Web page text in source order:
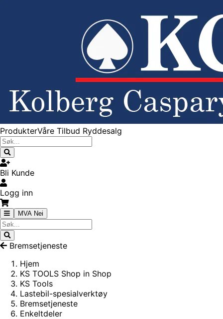
ProdukterVåre Tilbud Ryddesalg
Bli Kunde
Logg inn
MVA Nei
Bremsetjeneste
Hjem
KS TOOLS Shop in Shop
KS Tools
Lastebil-spesialverktøy
Bremsetjeneste
Enkeltdeler